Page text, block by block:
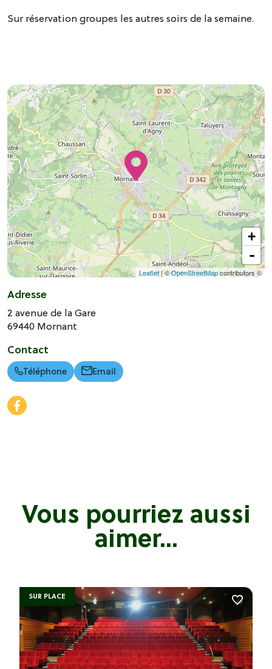
Sur réservation groupes les autres soirs de la semaine.
+
-
Leaflet| ©OpenStreetMapcontributors ©
Adresse
2 avenue de la Gare
69440 Mornant
Contact
Téléphone Email
Vous pourriez aussi
aimer...
SUR PLACE